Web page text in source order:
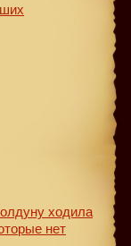
ходила
нет